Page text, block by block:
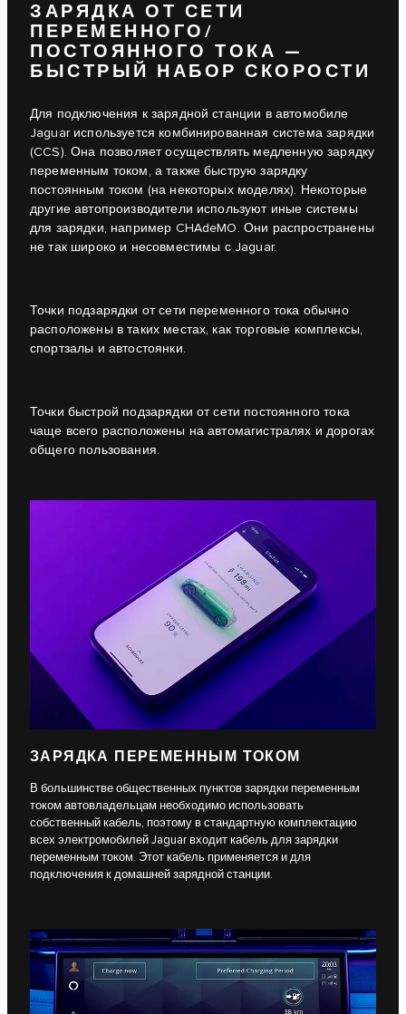
ЗАРЯДКА ОТ СЕТИ
ПЕРЕМЕННОГО/
ПОСТОЯННОГО ТОКА —
БЫСТРЫЙ НАБОР СКОРОСТИ
Для подключения к зарядной станции в автомобиле
Jaguar используется комбинированная система зарядки
(CCS). Она позволяет осуществлять медленную зарядку
переменным током, а также быструю зарядку
постоянным током (на некоторых моделях). Некоторые
другие автопроизводители используют иные системы
для зарядки, например CHAdeMO. Они распространены
не так широко и несовместимы с Jaguar.
Точки подзарядки от сети переменного тока обычно
расположены в таких местах, как торговые комплексы,
спортзалы и автостоянки.
Точки быстрой подзарядки от сети постоянного тока
чаще всего расположены на автомагистралях и дорогах
общего пользования.
ЗАРЯДКА ПЕРЕМЕННЫМ ТОКОМ
В большинстве общественных пунктов зарядки переменным
током автовладельцам необходимо использовать
собственный кабель, поэтому в стандартную комплектацию
всех электромобилей Jaguar входит кабель для зарядки
переменным током. Этот кабель применяется и для
подключения к домашней зарядной станции.